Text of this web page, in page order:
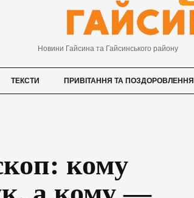
Новини Гайсина та Гайсинського району
ТЕКСТИ ПРИВІТАННЯ ТА ПОЗДОРОВЛЕННЯ
кому